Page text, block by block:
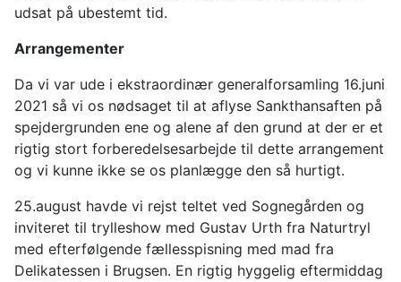
udsat på ubestemt tid.
Arrangementer
Da vi var ude i ekstraordinær generalforsamling 16.juni
2021 så vi os nødsaget til at aflyse Sankthansaften på
spejdergrunden ene og alene af den grund at der er et
rigtig stort forberedelsesarbejde til dette arrangement
og vi kunne ikke se os planlægge den så hurtigt.
25.august havde vi rejst teltet ved Sognegården og
inviteret til trylleshow med Gustav Urth fra Naturtryl
med efterfølgende fællesspisning med mad fra
Delikatessen i Brugsen. En rigtig hyggelig eftermiddag